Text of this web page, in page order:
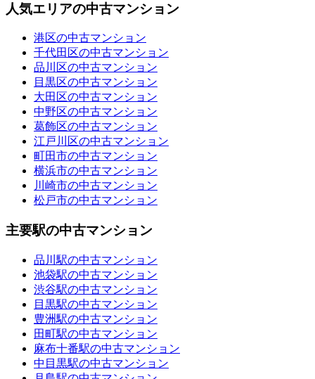
人気エリアの中古マンション
港区の中古マンション
千代田区の中古マンション
品川区の中古マンション
目黒区の中古マンション
大田区の中古マンション
中野区の中古マンション
葛飾区の中古マンション
江戸川区の中古マンション
町田市の中古マンション
横浜市の中古マンション
川崎市の中古マンション
松戸市の中古マンション
主要駅の中古マンション
品川駅の中古マンション
池袋駅の中古マンション
渋谷駅の中古マンション
目黒駅の中古マンション
豊洲駅の中古マンション
田町駅の中古マンション
麻布十番駅の中古マンション
中目黒駅の中古マンション